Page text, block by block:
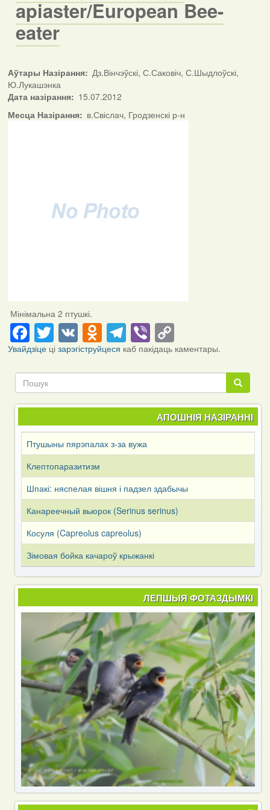
apiaster/European Bee-
eater
Аўтары Назірання
Дз.Вінчэўскі, С.Саковіч, С.Шыдлоўскі,
Ю.Лукашэнка
Дата назірання
15.07.2012
Месца Назірання
в.Свіслач, Гродзенскі р-н
Мінімальна 2 птушкі.
Facebook
Twitter
VKOdnoklassniki
Telegram
ViberCopy
Link
Увайдзіцеці зарэгіструйцеся каб пакідаць каментары.
Пошук
Пошук
АПОШНІЯ НАЗІРАННІ
Птушыны пярэпалах з-за вужа
Клептопаразитизм
Шпакі: няспелая вішня і падзел здабычы
Канареечный вьюрок (Serinus serinus)
Косуля (Capreоlus capreоlus)
Зімовая бойка качароў крыжанкі
ЛЕПШЫЯ ФОТАЗДЫМКІ